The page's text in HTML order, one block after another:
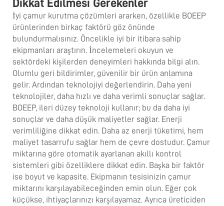
Dikkat Edilmesi Gerekenler
İyi çamur kurutma çözümleri ararken, özellikle BOEEP
ürünlerinden birkaç faktörü göz önünde
bulundurmalısınız. Öncelikle iyi bir itibara sahip
ekipmanları araştırın. İncelemeleri okuyun ve
sektördeki kişilerden deneyimleri hakkında bilgi alın.
Olumlu geri bildirimler, güvenilir bir ürün anlamına
gelir. Ardından teknolojiyi değerlendirin. Daha yeni
teknolojiler, daha hızlı ve daha verimli sonuçlar sağlar.
BOEEP, ileri düzey teknoloji kullanır; bu da daha iyi
sonuçlar ve daha düşük maliyetler sağlar. Enerji
verimliliğine dikkat edin. Daha az enerji tüketimi, hem
maliyet tasarrufu sağlar hem de çevre dostudur. Çamur
miktarına göre otomatik ayarlanan akıllı kontrol
sistemleri gibi özelliklere dikkat edin. Başka bir faktör
ise boyut ve kapasite. Ekipmanın tesisinizin çamur
miktarını karşılayabileceğinden emin olun. Eğer çok
küçükse, ihtiyaçlarınızı karşılayamaz. Ayrıca üreticiden